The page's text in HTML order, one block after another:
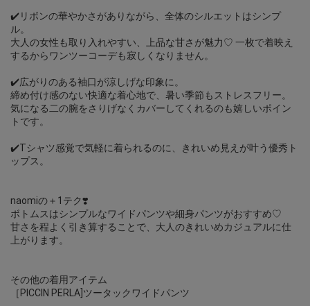
✔️リボンの華やかさがありながら、全体のシルエットはシンプ
ル。
大人の女性も取り入れやすい、上品な甘さが魅力♡ 一枚で着映え
するからワンツーコーデも寂しくなりません。
✔️広がりのある袖口が涼しげな印象に。
締め付け感のない快適な着心地で、暑い季節もストレスフリー。
気になる二の腕をさりげなくカバーしてくれるのも嬉しいポイン
トです。
✔️Tシャツ感覚で気軽に着られるのに、きれいめ見えが叶う優秀ト
ップス。
naomiの＋1テク❣️
ボトムスはシンプルなワイドパンツや細身パンツがおすすめ♡
甘さを程よく引き算することで、大人のきれいめカジュアルに仕
上がります。
その他の着用アイテム
［PICCIN PERLA]ツータックワイドパンツ